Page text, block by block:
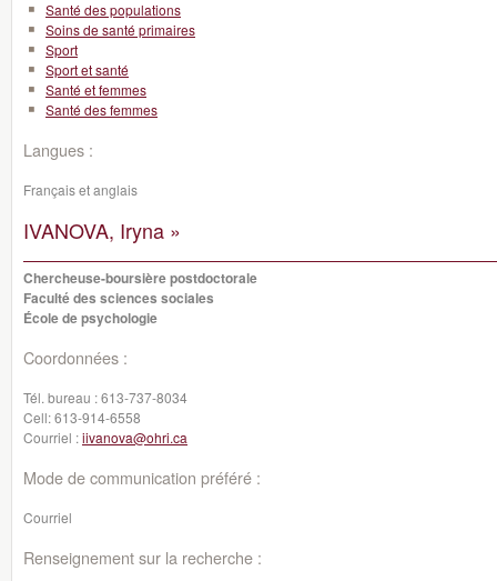
Santé des populations
Soins de santé primaires
Sport
Sport et santé
Santé et femmes
Santé des femmes
Langues :
Français et anglais
IVANOVA, Iryna »
Chercheuse-boursière postdoctorale
Faculté des sciences sociales
École de psychologie
Coordonnées :
Tél. bureau :613-737-8034
Cell:613-914-6558
Courriel :iivanova@ohri.ca
Mode de communication préféré :
Courriel
Renseignement sur la recherche :